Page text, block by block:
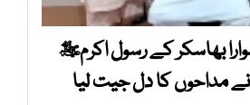
بھاسکر کے رسول اکرمﷺ
مداحوں کا دل جیت لیا